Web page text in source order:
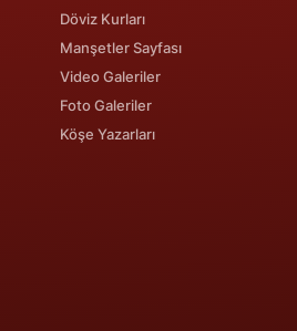
Döviz Kurları
Manşetler Sayfası
Video Galeriler
Foto Galeriler
Köşe Yazarları